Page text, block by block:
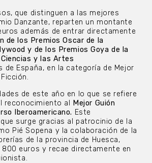
que distinguen a las mejores
Danzante, reparten un montante
además de entrar directamente
de los Premios Oscar de la
y de los Premios Goya de la
y las Artes
de España, en la categoría de Mejor
de este año en lo que se refiere
reconocimiento al
Mejor Guión
Iberoamericano. Este
surge gracias al patrocinio de la
Pié Sopena y la colaboración de la
de la provincia de Huesca,
euros y recae directamente en